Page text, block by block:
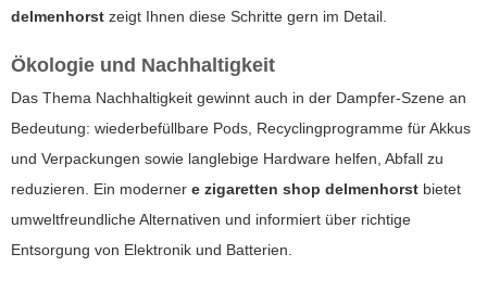
delmenhorst zeigt Ihnen diese Schritte gern im Detail.
Ökologie und Nachhaltigkeit
Das Thema Nachhaltigkeit gewinnt auch in der Dampfer-Szene an
Bedeutung: wiederbefüllbare Pods, Recyclingprogramme für Akkus
und Verpackungen sowie langlebige Hardware helfen, Abfall zu
reduzieren. Ein moderner e zigaretten shop delmenhorst bietet
umweltfreundliche Alternativen und informiert über richtige
Entsorgung von Elektronik und Batterien.